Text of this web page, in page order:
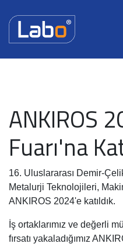
ANKIROS
Fuarı'na
16. Uluslararası Demir-
Metalurji Teknolojileri,
ANKIROS 2024'e katıldık.
İş ortaklarımız ve değerli
fırsatı yakaladığımız